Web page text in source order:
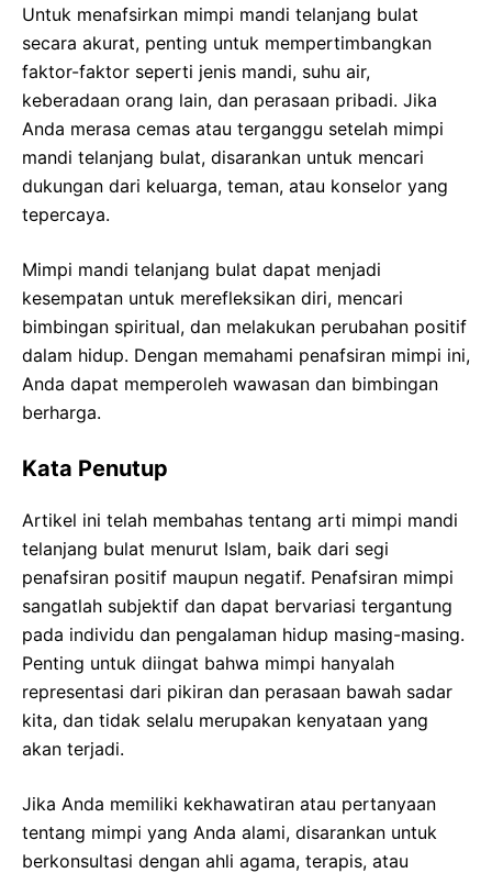
Untuk menafsirkan mimpi mandi telanjang bulat
secara akurat, penting untuk mempertimbangkan
faktor-faktor seperti jenis mandi, suhu air,
keberadaan orang lain, dan perasaan pribadi. Jika
Anda merasa cemas atau terganggu setelah mimpi
mandi telanjang bulat, disarankan untuk mencari
dukungan dari keluarga, teman, atau konselor yang
tepercaya.
Mimpi mandi telanjang bulat dapat menjadi
kesempatan untuk merefleksikan diri, mencari
bimbingan spiritual, dan melakukan perubahan positif
dalam hidup. Dengan memahami penafsiran mimpi ini,
Anda dapat memperoleh wawasan dan bimbingan
berharga.
Kata Penutup
Artikel ini telah membahas tentang arti mimpi mandi
telanjang bulat menurut Islam, baik dari segi
penafsiran positif maupun negatif. Penafsiran mimpi
sangatlah subjektif dan dapat bervariasi tergantung
pada individu dan pengalaman hidup masing-masing.
Penting untuk diingat bahwa mimpi hanyalah
representasi dari pikiran dan perasaan bawah sadar
kita, dan tidak selalu merupakan kenyataan yang
akan terjadi.
Jika Anda memiliki kekhawatiran atau pertanyaan
tentang mimpi yang Anda alami, disarankan untuk
berkonsultasi dengan ahli agama, terapis, atau